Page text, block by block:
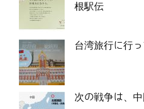
根駅伝
台湾旅行に行
次の戦争は、